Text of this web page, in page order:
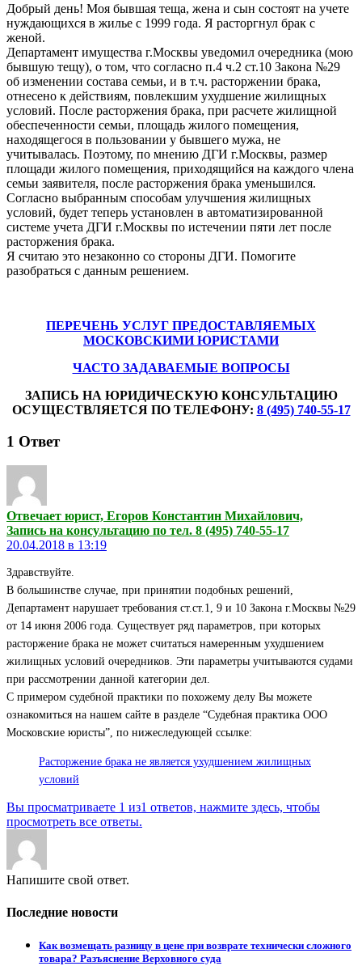
Добрый день! Моя бывшая теща, жена и сын состоят на учете
нуждающихся в жилье с 1999 года. Я расторгнул брак с
женой.
Департамент имущества г.Москвы уведомил очередника (мою
бывшую тещу), о том, что согласно п.4 ч.2 ст.10 Закона №29
об изменении состава семьи, и в т.ч. расторжении брака,
отнесено к действиям, повлекшим ухудшение жилищных
условий. После расторжения брака, при расчете жилищной
обеспеченности семьи, площадь жилого помещения,
находящегося в пользовании у бывшего мужа, не
учитывалась. Поэтому, по мнению ДГИ г.Москвы, размер
площади жилого помещения, приходящийся на каждого члена
семьи заявителя, после расторжения брака уменьшился.
Согласно выбранным способам улучшения жилищных
условий, будет теперь установлен в автоматизированной
системе учета ДГИ г.Москвы по истечении пяти лет после
расторжения брака.
Я считаю это незаконно со стороны ДГИ. Помогите
разобраться с данным решением.
ПЕРЕЧЕНЬ УСЛУГ ПРЕДОСТАВЛЯЕМЫХ
МОСКОВСКИМИ ЮРИСТАМИ
ЧАСТО ЗАДАВАЕМЫЕ ВОПРОСЫ
ЗАПИСЬ НА ЮРИДИЧЕСКУЮ КОНСУЛЬТАЦИЮ
ОСУЩЕСТВЛЯЕТСЯ ПО ТЕЛЕФОНУ: 8 (495) 740-55-17
1 Ответ
Отвечает юрист, Егоров Константин Михайлович,
Запись на консультацию по тел. 8 (495) 740-55-17
20.04.2018 в 13:19
Здравствуйте.
В большинстве случае, при принятии подобных решений,
Департамент нарушает требования ст.ст.1, 9 и 10 Закона г.Москвы №29
от 14 июня 2006 года. Существует ряд параметров, при которых
расторжение брака не может считаться намеренным ухудшением
жилищных условий очередников. Эти параметры учитываются судами
при рассмотрении данной категории дел.
С примером судебной практики по похожему делу Вы можете
ознакомиться на нашем сайте в разделе “Судебная практика ООО
Московские юристы”, по нижеследующей ссылке:
Расторжение брака не является ухудшением жилищных
условий
Вы просматриваете 1 из1 ответов, нажмите здесь, чтобы
просмотреть все ответы.
Напишите свой ответ.
Последние новости
Как возмещать разницу в цене при возврате технически сложного
товара? Разъяснение Верховного суда